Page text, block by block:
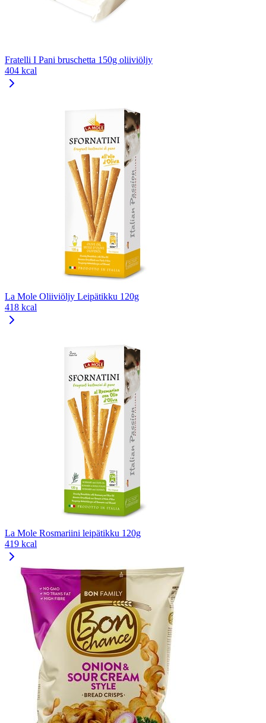
Fratelli I Pani bruschetta 150g oliiviöljy
404 kcal
La Mole Oliiviöljy Leipätikku 120g
418 kcal
La Mole Rosmariini leipätikku 120g
419 kcal